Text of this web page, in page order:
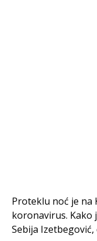
Proteklu noć je na
koronavirus. Kako
Sebija